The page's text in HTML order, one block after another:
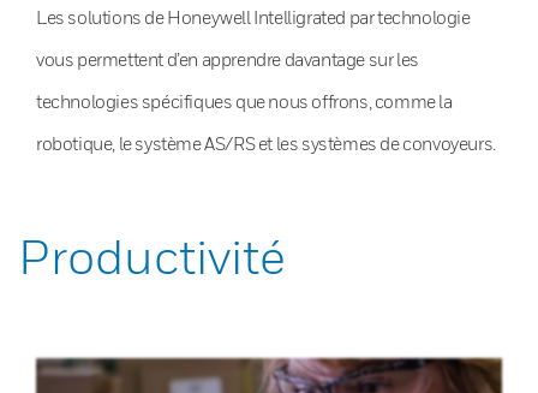
Les solutions de Honeywell Intelligrated par technologie
vous permettent d’en apprendre davantage sur les
technologies spécifiques que nous offrons, comme la
robotique, le système AS/RS et les systèmes de convoyeurs.
Productivité